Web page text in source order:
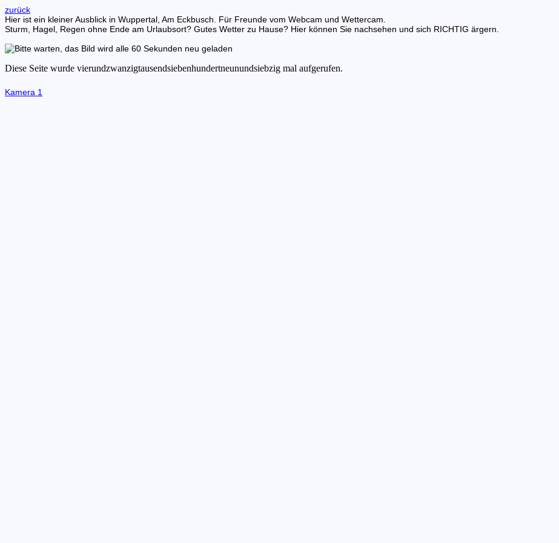
zurück
Hier ist ein kleiner Ausblick in Wuppertal, Am Eckbusch. Für Freunde vom Webcam und Wettercam.
Sturm, Hagel, Regen ohne Ende am Urlaubsort? Gutes Wetter zu Hause? Hier können Sie nachsehen und sich RICHTIG ärgern.
Kamera 1